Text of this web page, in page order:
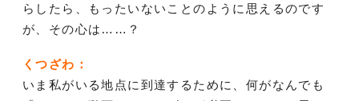
らしたら、もったいないことのように思えるのです
が、その心は……？
くつざわ：
いま私がいる地点に到達するために、何がなんでも